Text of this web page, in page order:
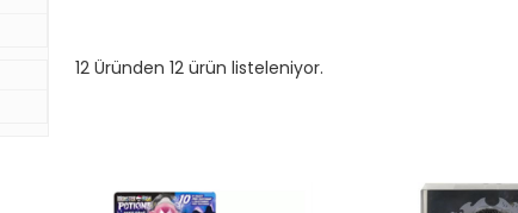
12 Üründen 12 ürün listeleniyor.